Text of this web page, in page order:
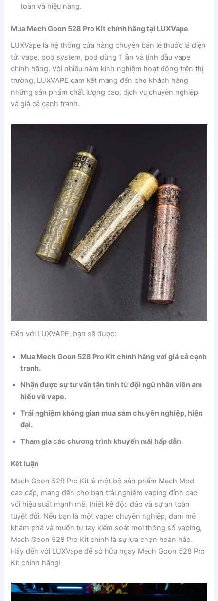
toàn và hiệu năng.
Mua Mech Goon 528 Pro Kit chính hãng tại LUXVape
LUXVape là hệ thống cửa hàng chuyên bán lẻ thuốc lá điện
tử, vape, pod system, pod dùng 1 lần và tinh dầu vape
chính hãng. Với nhiều năm kinh nghiệm hoạt động trên thị
trường, LUXVAPE cam kết mang đến cho khách hàng
những sản phẩm chất lượng cao, dịch vụ chuyên nghiệp
và giá cả cạnh tranh.
Đến với LUXVAPE, bạn sẽ được:
Mua Mech Goon 528 Pro Kit chính hãng với giá cả cạnh
tranh.
Nhận được sự tư vấn tận tình từ đội ngũ nhân viên am
hiểu về vape.
Trải nghiệm không gian mua sắm chuyên nghiệp, hiện
đại.
Tham gia các chương trình khuyến mãi hấp dẫn.
Kết luận
Mech Goon 528 Pro Kit là một bộ sản phẩm Mech Mod
cao cấp, mang đến cho bạn trải nghiệm vaping đỉnh cao
với hiệu suất mạnh mẽ, thiết kế độc đáo và sự an toàn
tuyệt đối. Nếu bạn là một vaper chuyên nghiệp, đam mê
khám phá và muốn tự tay kiểm soát mọi thông số vaping,
Mech Goon 528 Pro Kit chính là sự lựa chọn hoàn hảo.
Hãy đến với LUXVape để sở hữu ngay Mech Goon 528 Pro
Kit chính hãng!